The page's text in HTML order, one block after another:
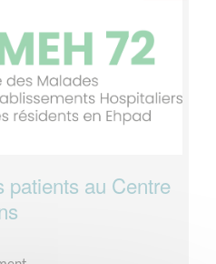
patients au Centre